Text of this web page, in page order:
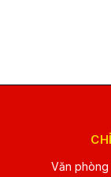
Văn phòng